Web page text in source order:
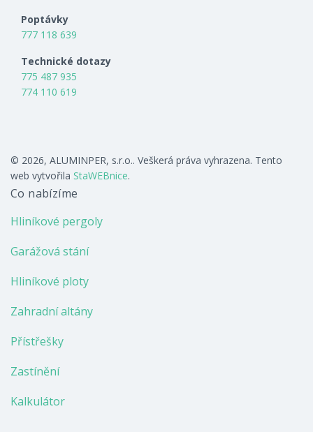
Poptávky
777 118 639
Technické dotazy
775 487 935
774 110 619
© 2026, ALUMINPER, s.r.o.. Veškerá práva vyhrazena. Tento
web vytvořila StaWEBnice.
Co nabízíme
Hliníkové pergoly
Garážová stání
Hliníkové ploty
Zahradní altány
Přístřešky
Zastínění
Kalkulátor